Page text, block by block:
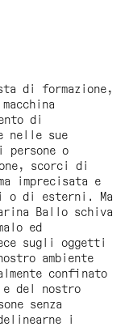
di formazione,
di
nelle sue
persone o
scorci di
imprecisata e
di esterni. Ma
Ballo schiva
ed
sugli oggetti
ambiente
confinato
del nostro
senza
i